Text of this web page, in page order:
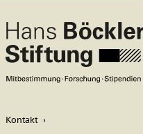
Kontakt